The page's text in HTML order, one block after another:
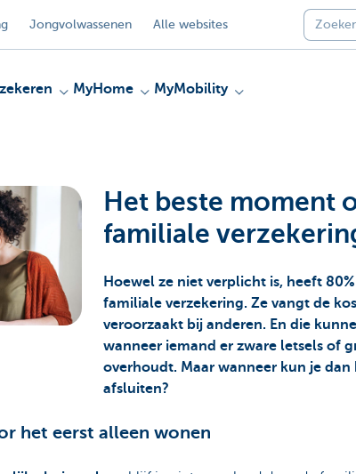
Jongvolwassenen Alle websites
MyHome MyMobility
Het beste moment
familiale
Hoewel ze niet verplicht is, heeft
familiale verzekering. Ze vangt de
veroorzaakt bij anderen. En die
wanneer iemand er zware letsels of
overhoudt. Maar wanneer kun je dan
afsluiten?
het eerst alleen wonen